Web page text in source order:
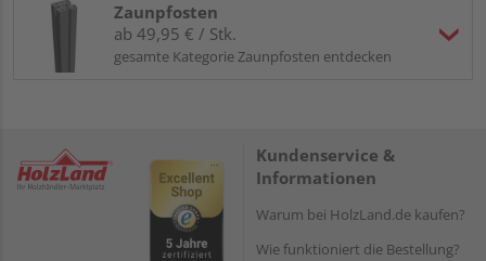
Zaunpfosten
ab 49,95 € / Stk.
gesamte Kategorie Zaunpfosten entdecken
Kundenservice &
Informationen
Warum bei HolzLand.de kaufen?
Wie funktioniert die Bestellung?